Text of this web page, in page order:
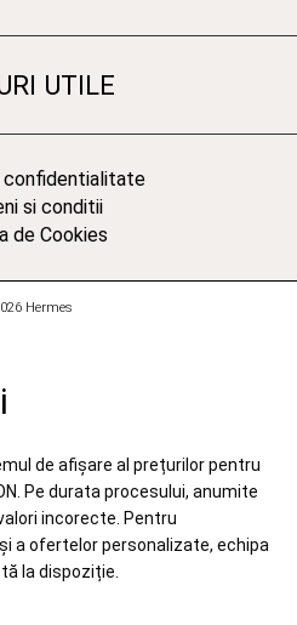
UTILE
si conditii
de Cookies
Hermes
de afișare al prețurilor pentru
Pe durata procesului, anumite
incorecte. Pentru
a ofertelor personalizate, echipa
la dispoziție.